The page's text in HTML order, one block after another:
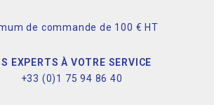
de commande de 100 € HT
EXPERTS À VOTRE SERVICE
+33 (0)1 75 94 86 40